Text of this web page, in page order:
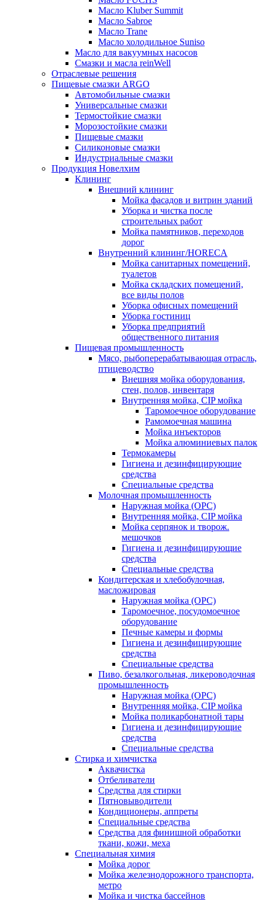
Масло Kluber Summit
Масло Sabroe
Масло Trane
Масло холодильное Suniso
Масло для вакуумных насосов
Смазки и масла reinWell
Отраслевые решения
Пищевые смазки ARGO
Автомобильные смазки
Универсальные смазки
Термостойкие смазки
Морозостойкие смазки
Пищевые смазки
Силиконовые смазки
Индустриальные смазки
Продукция Новелхим
Клининг
Внешний клининг
Мойка фасадов и витрин зданий
Уборка и чистка после
строительных работ
Мойка памятников, переходов
дорог
Внутренний клининг/HORECA
Мойка санитарных помещений,
туалетов
Мойка складских помещений,
все виды полов
Уборка офисных помещений
Уборка гостиниц
Уборка предприятий
общественного питания
Пищевая промышленность
Мясо, рыбоперерабатывающая отрасль,
птицеводство
Внешняя мойка оборудования,
стен, полов, инвентаря
Внутренняя мойка, CIP мойка
Таромоечное оборудование
Рамомоечная машина
Мойка инъекторов
Мойка алюминиевых палок
Термокамеры
Гигиена и дезинфицирующие
средства
Специальные средства
Молочная промышленность
Наружная мойка (ОРС)
Внутренняя мойка, CIP мойка
Мойка серпянок и творож.
мешочков
Гигиена и дезинфицирующие
средства
Специальные средства
Кондитерская и хлебобулочная,
масложировая
Наружная мойка (ОРС)
Таромоечное, посудомоечное
оборудование
Печные камеры и формы
Гигиена и дезинфицирующие
средства
Специальные средства
Пиво, безалкогольная, ликероводочная
промышленность
Наружная мойка (ОРС)
Внутренняя мойка, CIP мойка
Мойка поликарбонатной тары
Гигиена и дезинфицирующие
средства
Специальные средства
Стирка и химчистка
Аквачистка
Отбеливатели
Средства для стирки
Пятновыводители
Кондиционеры, аппреты
Специальные средства
Средства для финишной обработки
ткани, кожи, меха
Специальная химия
Мойка дорог
Мойка железнодорожного транспорта,
метро
Мойка и чистка бассейнов